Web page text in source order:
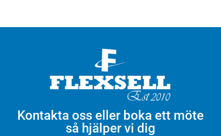
Kontakta oss eller boka ett möte
så hjälper vi dig